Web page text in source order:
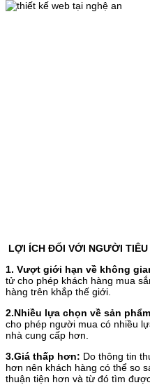
LỢI ÍCH ĐỐI VỚI NGƯỜI TIÊU
1. Vượt giới hạn về không
tử cho phép khách hàng mua
hàng trên khắp thế giới.
2.Nhiều lựa chọn về sản
cho phép người mua có nhiều
nhà cung cấp hơn.
3.Giá thấp hơn: Do thông tin
hơn nên khách hàng có thể so
thuận tiện hơn và từ đó tìm